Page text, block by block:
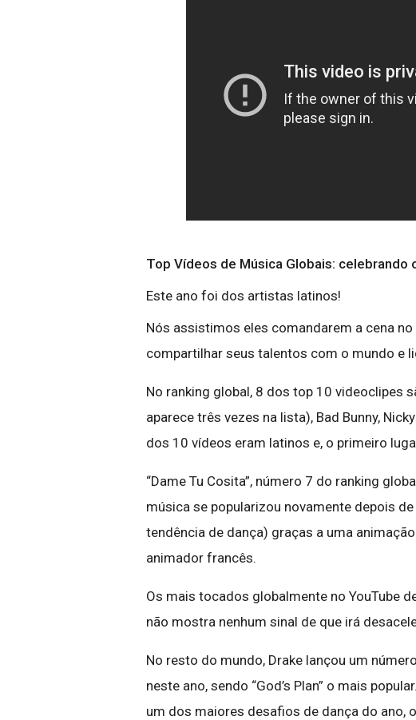
Top Vídeos de Música Globais: celebrando
Este ano foi dos artistas latinos!
Nós assistimos eles comandarem a cena
compartilhar seus talentos com o mundo e
No ranking global, 8 dos top 10 videoclipes
aparece três vezes na lista), Bad Bunny,
dos 10 vídeos eram latinos e, o primeiro
“Dame Tu Cosita”, número 7 do ranking
música se popularizou novamente depois
tendência de dança) graças a uma
animador francês.
Os mais tocados globalmente no YouTube
não mostra nenhum sinal de que irá
No resto do mundo, Drake lançou um
neste ano, sendo “God’s Plan” o mais
um dos maiores desafios de dança do ano,